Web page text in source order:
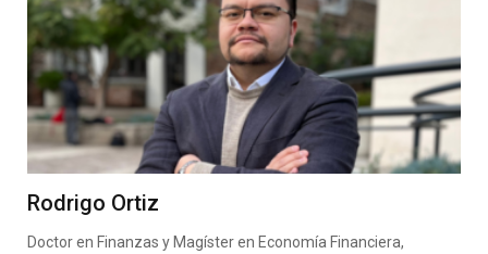
Rodrigo Ortiz
Doctor en Finanzas y Magíster en Economía Financiera,